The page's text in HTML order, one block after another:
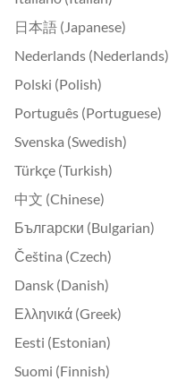
日本語 (Japanese)
Nederlands (Nederlands)
Polski (Polish)
Português (Portuguese)
Svenska (Swedish)
Türkçe (Turkish)
中文 (Chinese)
Български (Bulgarian)
Čeština (Czech)
Dansk (Danish)
Ελληνικά (Greek)
Eesti (Estonian)
Suomi (Finnish)